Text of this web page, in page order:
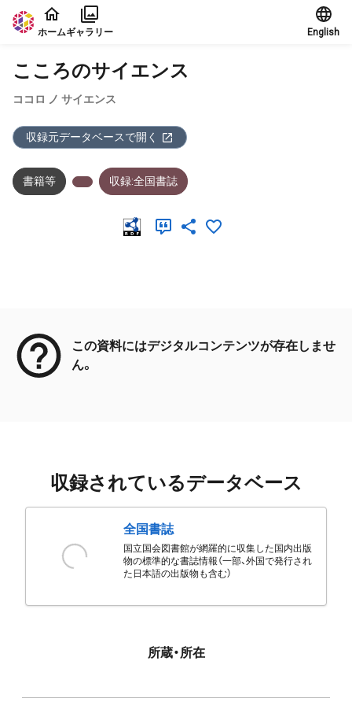
本文に飛ぶ
ホームギャラリー English
こころのサイエンス
ココロ ノ サイエンス
収録元データベースで開く
書籍等 収録:全国書誌
この資料にはデジタルコンテンツが存在しませ
ん。
収録されているデータベース
全国書誌
国立国会図書館が網羅的に収集した国内出版
物の標準的な書誌情報（一部、外国で発行され
た日本語の出版物も含む）
所蔵・所在